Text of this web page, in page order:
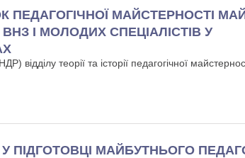
ПЕДАГОГІЧНОЇ МАЙСТЕРНОСТІ
І МОЛОДИХ СПЕЦІАЛІСТІВ У
відділу теорії та історії педагогічної
У ПІДГОТОВЦІ МАЙБУТНЬОГО